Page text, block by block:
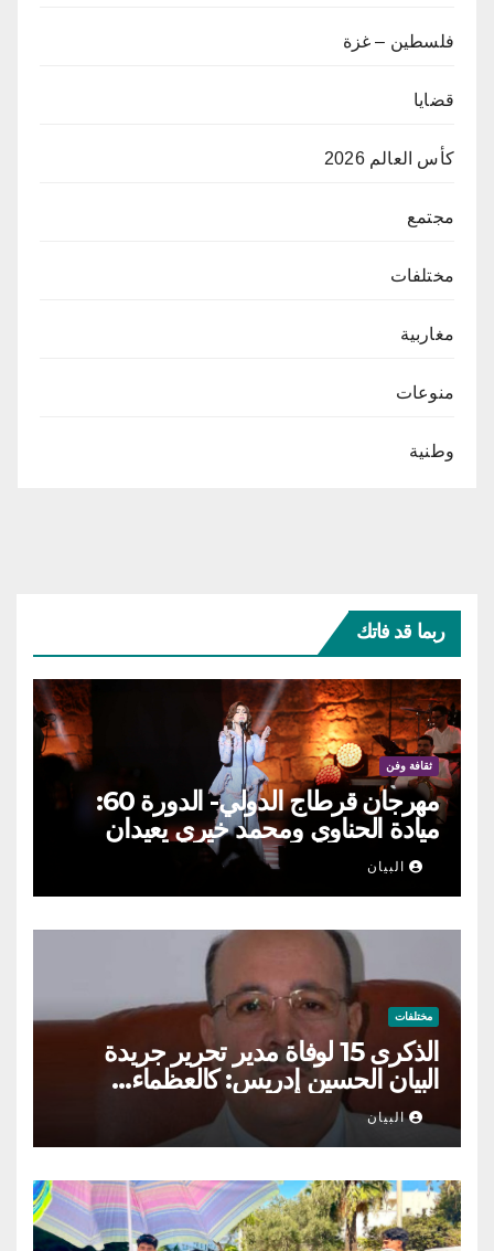
فلسطين – غزة
قضايا
كأس العالم 2026
مجتمع
مختلفات
مغاربية
منوعات
وطنية
ربما قد فاتك
ثقافة وفن
مهرجان قرطاج الدولي- الدورة 60:
ميادة الحناوي ومحمد خيري يعيدان
الطرب السوري إلى ركح قرطاج
البيان
مختلفات
الذكرى 15 لوفاة مدير تحرير جريدة
البيان الحسين إدريس: كالعظماء…
عاش شامخا ورحل واقفا
البيان